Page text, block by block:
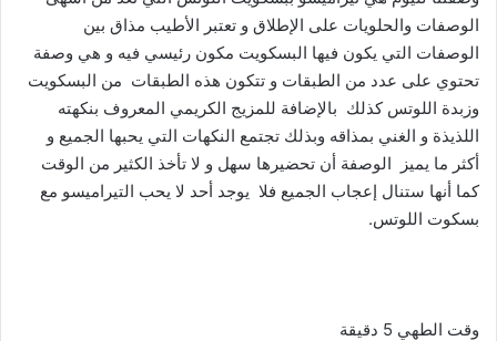
الوصفات والحلويات على الإطلاق و تعتبر الأطيب مذاق بين
الوصفات التي يكون فيها البسكويت مكون رئيسي فيه و هي وصفة
تحتوي على عدد من الطبقات و تتكون هذه الطبقات من البسكويت
وزبدة اللوتس كذلك بالإضافة للمزيج الكريمي المعروف بنكهته
اللذيذة و الغني بمذاقه وبذلك تجتمع النكهات التي يحبها الجميع و
أكثر ما يميز الوصفة أن تحضيرها سهل و لا تأخذ الكثير من الوقت
كما أنها ستنال إعجاب الجميع فلا يوجد أحد لا يحب التيراميسو مع
بسكوت اللوتس.
وقت الطهي 5 دقيقة